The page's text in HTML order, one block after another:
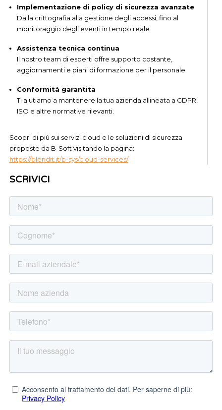
Implementazione di policy di sicurezza avanzate
Dalla crittografia alla gestione degli accessi, fino al
monitoraggio degli eventi in tempo reale.
Assistenza tecnica continua
Il nostro team di esperti offre supporto costante,
aggiornamenti e piani di formazione per il personale.
Conformità garantita
Ti aiutiamo a mantenere la tua azienda allineata a GDPR,
ISO e altre normative rilevanti.
Scopri di più sui servizi cloud e le soluzioni di sicurezza
proposte da B-Soft visitando la pagina:
https://blendit.it/b-sys/cloud-services/
SCRIVICI